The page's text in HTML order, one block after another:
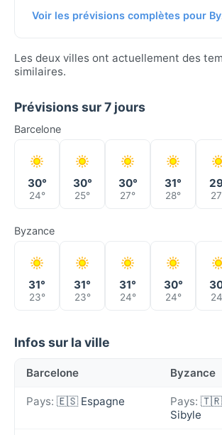
Voir les prévisions complètes pour
Les deux villes ont actuellement des
similaires.
Prévisions sur 7 jours
Barcelone
30°
24°
30°
25°
30°
27°
31°
28°
Byzance
31°
23°
31°
23°
31°
24°
30°
24°
Infos sur la ville
Barcelone Byzance
Pays: 🇪🇸 Espagne Pays: 🇹🇷
Sibyle